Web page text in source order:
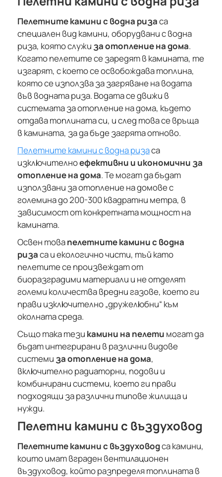
Пелетните камини с водна ризаса
специален вид камини, оборудвани с водна
риза, която служи за отопление на дома.
Когато пелетите се заредят в камината, те
изгарят, с което се освобождава топлина,
която се използва за загряване на водата
във водната риза. Водата се движи в
системата за отопление на дома, където
отдава топлината си, и след това се връща
в камината, за да бъде загрята отново.
Пелетните камини с водна ризаса
изключителноефективни и икономични за
отопление на дома. Те могат да бъдат
използвани за отопление на домове с
големина до 200-300 квадратни метра, в
зависимост от конкретната мощност на
камината.
Освен товапелетните камини с водна
ризаса и екологично чисти, тъй като
пелетите се произвеждат от
биоразградими материали и не отделят
големи количества вредни газове, което ги
прави изключително „дружелюбни“ към
околната среда.
Също така тези камини на пелети могат да
бъдат интегрирани в различни видове
системи за отопление на дома,
включително радиаторни, подови и
комбинирани системи, което ги прави
подходящи за различни типове жилища и
нужди.
Пелетни камини с въздуховод
Пелетните камини с въздуховодса камини,
които имат вграден вентилационен
въздуховод, който разпределя топлината в